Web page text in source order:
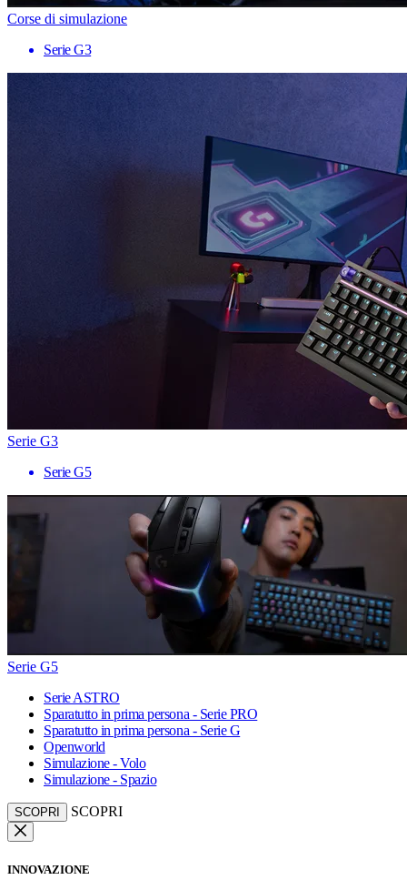
Corse di simulazione
Serie G3
Serie G3
Serie G5
Serie G5
Serie ASTRO
Sparatutto in prima persona - Serie PRO
Sparatutto in prima persona - Serie G
Openworld
Simulazione - Volo
Simulazione - Spazio
SCOPRI SCOPRI
INNOVAZIONE